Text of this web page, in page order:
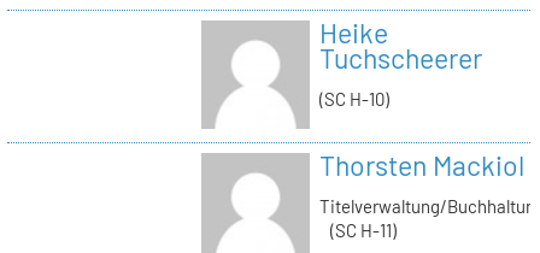
Heike
Tuchscheerer
(SC H-10)
Thorsten Mackiol
Titelverwaltung/
(SC H-11)